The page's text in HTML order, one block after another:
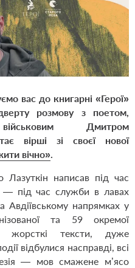
вас до книгарні «Герої»
розмову з поетом,
Дмитром
вірші зі своєї нової
вічно».
Лазуткін написав під час
— під час служби в лавах
напрямках у
та 59 окремої
жорсткі тексти, дуже
відбулися насправді, всі
— мов смажене м’ясо